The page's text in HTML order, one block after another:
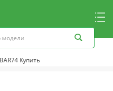
BAR74 Купить